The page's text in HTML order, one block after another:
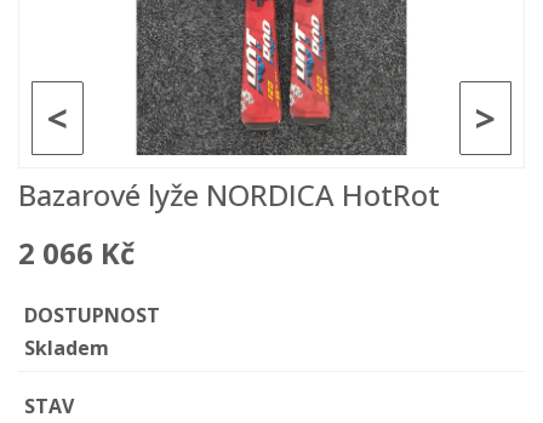
>
<
Bazarové lyže NORDICA HotRot
2 066 Kč
DOSTUPNOST
Skladem
STAV